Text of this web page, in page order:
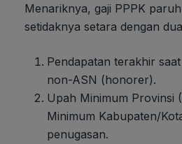
Menariknya, gaji PPPK
setidaknya setara dengan
Pendapatan terakhir
non-ASN (honorer).
Upah Minimum Provinsi
Minimum Kabupaten/
penugasan.